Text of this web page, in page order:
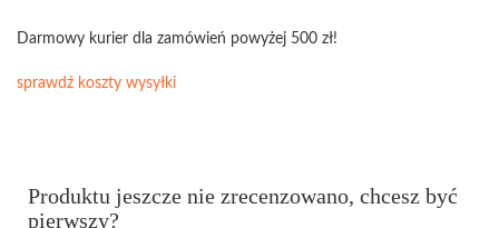
Darmowy kurier dla zamówień powyżej 500 zł!
sprawdź koszty wysyłki
Produktu jeszcze nie zrecenzowano, chcesz być
pierwszy?